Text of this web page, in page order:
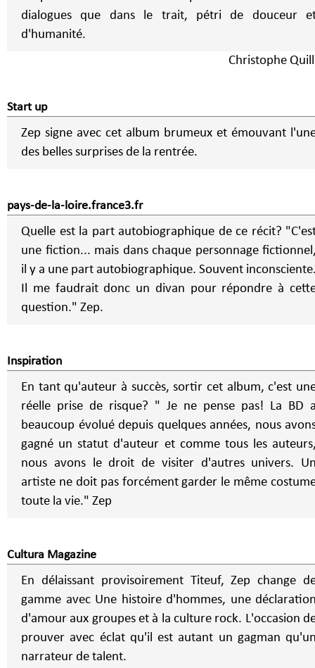
dialogues que dans le trait, pétri de douceur
d'humanité.
Christophe
Start up
Zep signe avec cet album brumeux et émouvant
des belles surprises de la rentrée.
pays-de-la-loire.france3.fr
Quelle est la part autobiographique de ce récit?
une fiction... mais dans chaque personnage
il y a une part autobiographique. Souvent
Il me faudrait donc un divan pour répondre à
question." Zep.
Inspiration
En tant qu'auteur à succès, sortir cet album, c'est
réelle prise de risque? " Je ne pense pas! La BD
beaucoup évolué depuis quelques années, nous
gagné un statut d'auteur et comme tous les
nous avons le droit de visiter d'autres univers.
artiste ne doit pas forcément garder le même
toute la vie." Zep
Cultura Magazine
En délaissant provisoirement Titeuf, Zep change
gamme avec Une histoire d'hommes, une
d'amour aux groupes et à la culture rock. L'occasion
prouver avec éclat qu'il est autant un gagman
narrateur de talent.